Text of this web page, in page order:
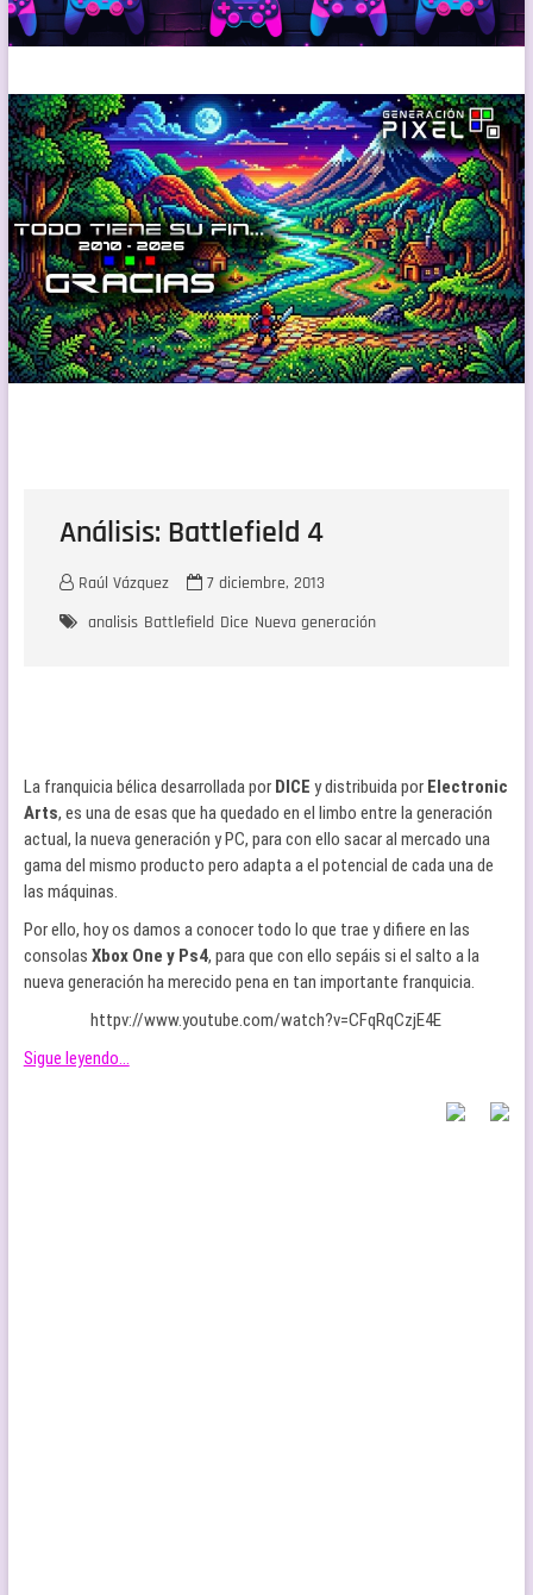
Análisis: Battlefield 4
Raúl Vázquez
7 diciembre, 2013
analisis Battlefield Dice Nueva generación
La franquicia bélica desarrollada por DICE y distribuida porElectronic
Arts, es una de esas que ha quedado en el limbo entre la generación
actual, la nueva generación y PC, para con ello sacar al mercado una
gama del mismo producto pero adapta a el potencial de cada una de
las máquinas.
Por ello, hoy os damos a conocer todo lo que trae y difiere en las
consolas Xbox One y Ps4, para que con ello sepáis si el salto a la
nueva generación ha merecido pena en tan importante franquicia.
httpv://www.youtube.com/watch?v=CFqRqCzjE4E
Sigue leyendo…